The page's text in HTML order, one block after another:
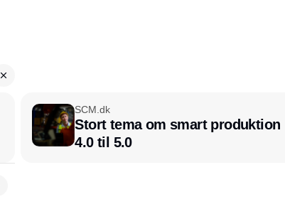
SCM.dk
Stort tema om smart
4.0 til 5.0